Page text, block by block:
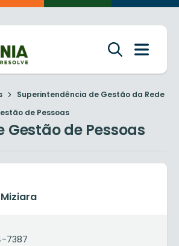
Superintendência de Gestão da Rede
de Pessoas
Gestão de Pessoas
7387